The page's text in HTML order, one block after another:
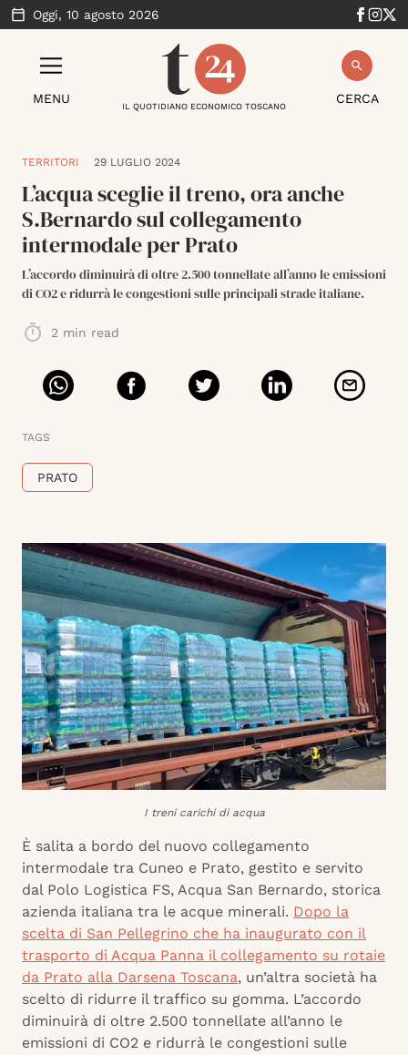
Oggi, 10 agosto 2026
MENU CERCA
IL QUOTIDIANO ECONOMICO TOSCANO
TERRITORI 29 LUGLIO 2024
L’acqua sceglie il treno, ora anche
S.Bernardo sul collegamento
intermodale per Prato
L’accordo diminuirà di oltre 2.500 tonnellate all’anno le emissioni
di CO2 e ridurrà le congestioni sulle principali strade italiane.
2 min read
TAGS
PRATO
I treni carichi di acqua
È salita a bordo del nuovo collegamento
intermodale tra Cuneo e Prato, gestito e servito
dal Polo Logistica FS, Acqua San Bernardo, storica
azienda italiana tra le acque minerali. Dopo la
scelta di San Pellegrino che ha inaugurato con il
trasporto di Acqua Panna il collegamento su rotaie
da Prato alla Darsena Toscana, un’altra società ha
scelto di ridurre il traffico su gomma. L’accordo
diminuirà di oltre 2.500 tonnellate all’anno le
emissioni di CO2 e ridurrà le congestioni sulle